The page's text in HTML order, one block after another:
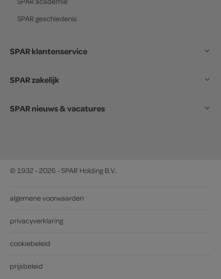
SPAR geschiedenis
SPAR klantenservice
SPAR zakelijk
SPAR nieuws & vacatures
© 1932 - 2026 - SPAR Holding B.V.
algemene voorwaarden
privacyverklaring
cookiebeleid
prijsbeleid